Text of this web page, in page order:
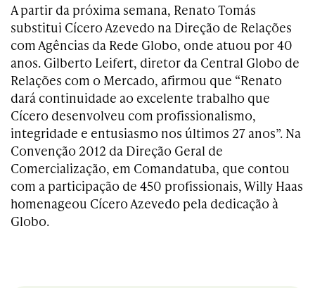
A partir da próxima semana, Renato Tomás
substitui Cícero Azevedo na Direção de Relações
com Agências da Rede Globo, onde atuou por 40
anos. Gilberto Leifert, diretor da Central Globo de
Relações com o Mercado, afirmou que “Renato
dará continuidade ao excelente trabalho que
Cícero desenvolveu com profissionalismo,
integridade e entusiasmo nos últimos 27 anos”. Na
Convenção 2012 da Direção Geral de
Comercialização, em Comandatuba, que contou
com a participação de 450 profissionais, Willy Haas
homenageou Cícero Azevedo pela dedicação à
Globo.